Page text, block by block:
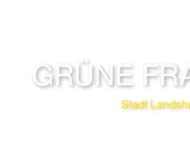
GRÜNE
Stadt